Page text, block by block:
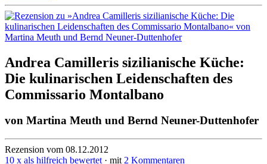
Andrea Camilleris sizilianische Küche:
Die kulinarischen Leidenschaften des
Commissario Montalbano
von Martina Meuth und Bernd Neuner-Duttenhofer
Rezension vom 08.12.2012
10 x als hilfreich bewertet · mit 2 Kommentaren